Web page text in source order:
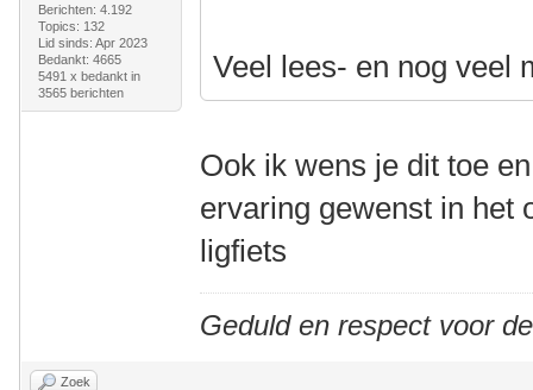
Berichten: 4.192
Topics: 132
Lid sinds: Apr 2023
Bedankt: 4665
5491 x bedankt in
3565 berichten
Veel lees- en nog veel
Ook ik wens je dit toe
ervaring gewenst in het
ligfiets
Geduld en respect voor
Zoek